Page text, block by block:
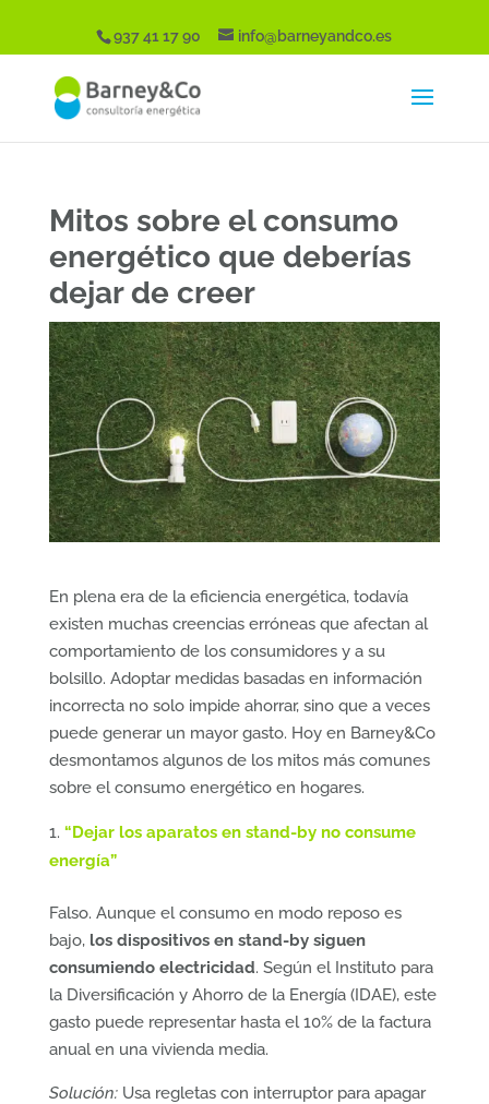
937 41 17 90 info@barneyandco.es
Mitos sobre el consumo
energético que deberías
dejar de creer
En plena era de la eficiencia energética, todavía
existen muchas creencias erróneas que afectan al
comportamiento de los consumidores y a su
bolsillo. Adoptar medidas basadas en información
incorrecta no solo impide ahorrar, sino que a veces
puede generar un mayor gasto. Hoy en Barney&Co
desmontamos algunos de los mitos más comunes
sobre el consumo energético en hogares.
“Dejar los aparatos en stand-by no consume
energía”
Falso. Aunque el consumo en modo reposo es
bajo, los dispositivos en stand-by siguen
consumiendo electricidad. Según el Instituto para
la Diversificación y Ahorro de la Energía (IDAE), este
gasto puede representar hasta el 10% de la factura
anual en una vivienda media.
Solución:Usa regletas con interruptor para apagar